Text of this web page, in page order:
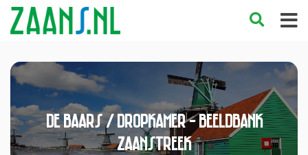
De Baars / Dropkamer - Beeldbank
Zaanstreek